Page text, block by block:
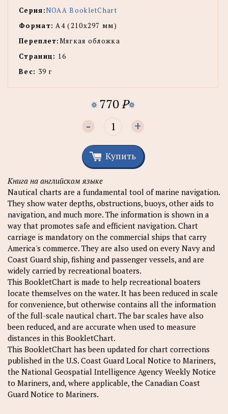
Серия:NOAA BookletChart
Формат: А4 (210х297 мм)
Переплет:Мягкая обложка
Страниц: 16
Вес: 39 г
770P
- +
Купить
Книга на английском языке
Nautical charts are a fundamental tool of marine navigation.
They show water depths, obstructions, buoys, other aids to
navigation, and much more. The information is shown in a
way that promotes safe and efficient navigation. Chart
carriage is mandatory on the commercial ships that carry
America's commerce. They are also used on every Navy and
Coast Guard ship, fishing and passenger vessels, and are
widely carried by recreational boaters.
This BookletChart is made to help recreational boaters
locate themselves on the water. It has been reduced in scale
for convenience, but otherwise contains all the information
of the full-scale nautical chart. The bar scales have also
been reduced, and are accurate when used to measure
distances in this BookletChart.
This BookletChart has been updated for chart corrections
published in the U.S. Coast Guard Local Notice to Mariners,
the National Geospatial Intelligence Agency Weekly Notice
to Mariners, and, where applicable, the Canadian Coast
Guard Notice to Mariners.